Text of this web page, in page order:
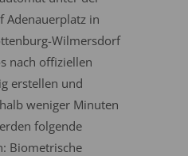
Adenauerplatz in
Wilmersdorf
nach offiziellen
erstellen und
weniger Minuten
folgende
Biometrische